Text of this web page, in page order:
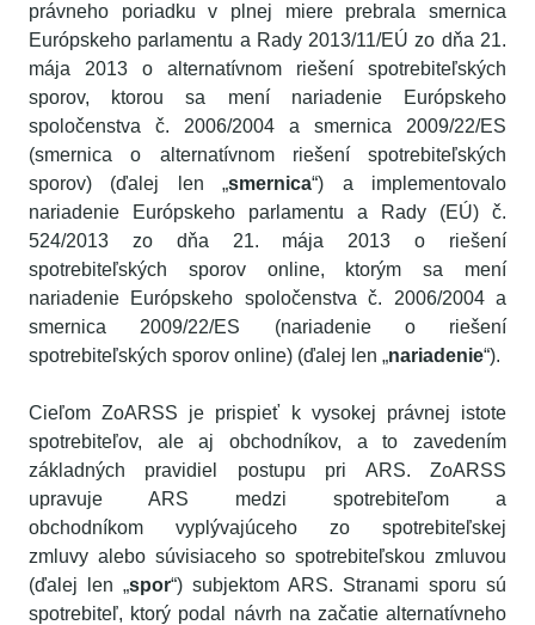
právneho poriadku v plnej miere prebrala smernica
Európskeho parlamentu a Rady 2013/11/EÚ zo dňa 21.
mája 2013 o alternatívnom riešení spotrebiteľských
sporov, ktorou sa mení nariadenie Európskeho
spoločenstva č. 2006/2004 a smernica 2009/22/ES
(smernica o alternatívnom riešení spotrebiteľských
sporov) (ďalej len „smernica“) a implementovalo
nariadenie Európskeho parlamentu a Rady (EÚ) č.
524/2013 zo dňa 21. mája 2013 o riešení
spotrebiteľských sporov online, ktorým sa mení
nariadenie Európskeho spoločenstva č. 2006/2004 a
smernica 2009/22/ES (nariadenie o riešení
spotrebiteľských sporov online) (ďalej len „nariadenie“).
Cieľom ZoARSS je prispieť k vysokej právnej istote
spotrebiteľov, ale aj obchodníkov, a to zavedením
základných pravidiel postupu pri ARS. ZoARSS
upravuje ARS medzi spotrebiteľom a
obchodníkom vyplývajúceho zo spotrebiteľskej
zmluvy alebo súvisiaceho so spotrebiteľskou zmluvou
(ďalej len „spor“) subjektom ARS. Stranami sporu sú
spotrebiteľ, ktorý podal návrh na začatie alternatívneho